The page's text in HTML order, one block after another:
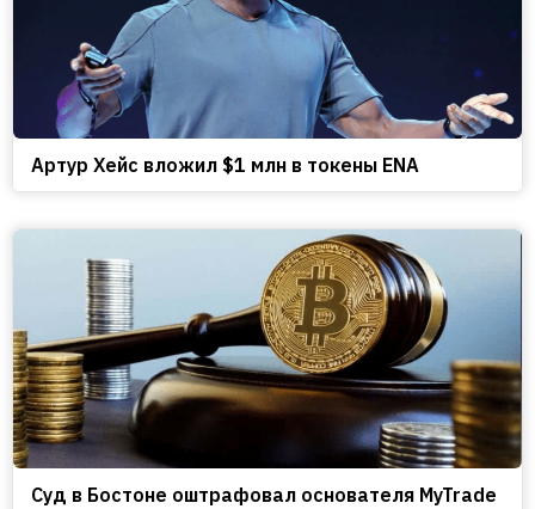
Артур Хейс вложил $1 млн в токены ENA
Cуд в Бостоне оштрафовал основателя MyTrade